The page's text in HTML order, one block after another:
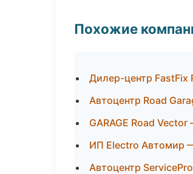
Похожие
Дилер-центр FastFix
Автоцентр Road
GARAGE Road
ИП Electro Автомир
Автоцентр